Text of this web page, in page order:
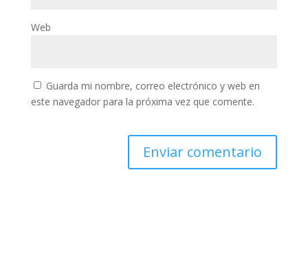
Web
Guarda mi nombre, correo electrónico y web en
este navegador para la próxima vez que comente.